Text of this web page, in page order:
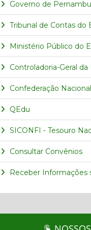
Governo de
Tribunal de Contas do
Ministério Público do
Controladoria-Geral da
Confederação
QEdu
SICONFI - Tesouro
Consultar Convênios
Receber Informações